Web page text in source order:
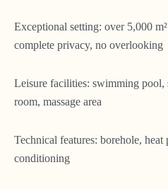
Exceptional setting: over 5,000
complete privacy, no overlooking
Leisure facilities: swimming pool,
room, massage area
Technical features: borehole,
conditioning